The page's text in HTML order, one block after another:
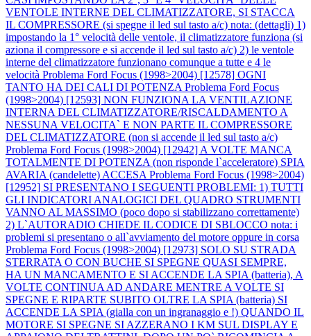
VENTOLE INTERNE DEL CLIMATIZZATORE, SI STACCA
IL COMPRESSORE (si spegne il led sul tasto a/c) nota: (dettagli) 1)
impostando la 1° velocità delle ventole, il climatizzatore funziona (si
aziona il compressore e si accende il led sul tasto a/c) 2) le ventole
interne del climatizzatore funzionano comunque a tutte e 4 le
velocità Problema Ford Focus (1998>2004) [12578] OGNI
TANTO HA DEI CALI DI POTENZA Problema Ford Focus
(1998>2004) [12593] NON FUNZIONA LA VENTILAZIONE
INTERNA DEL CLIMATIZZATORE/RISCALDAMENTO A
NESSUNA VELOCITA` E NON PARTE IL COMPRESSORE
DEL CLIMATIZZATORE (non si accende il led sul tasto a/c)
Problema Ford Focus (1998>2004) [12942] A VOLTE MANCA
TOTALMENTE DI POTENZA (non risponde l`acceleratore) SPIA
AVARIA (candelette) ACCESA Problema Ford Focus (1998>2004)
[12952] SI PRESENTANO I SEGUENTI PROBLEMI: 1) TUTTI
GLI INDICATORI ANALOGICI DEL QUADRO STRUMENTI
VANNO AL MASSIMO (poco dopo si stabilizzano correttamente)
2) L`AUTORADIO CHIEDE IL CODICE DI SBLOCCO nota: i
problemi si presentano o all`avviamento del motore oppure in corsa
Problema Ford Focus (1998>2004) [12973] SOLO SU STRADA
STERRATA O CON BUCHE SI SPEGNE QUASI SEMPRE,
HA UN MANCAMENTO E SI ACCENDE LA SPIA (batteria), A
VOLTE CONTINUA AD ANDARE MENTRE A VOLTE SI
SPEGNE E RIPARTE SUBITO OLTRE LA SPIA (batteria) SI
ACCENDE LA SPIA (gialla con un ingranaggio e !) QUANDO IL
MOTORE SI SPEGNE SI AZZERANO I KM SUL DISPLAY E